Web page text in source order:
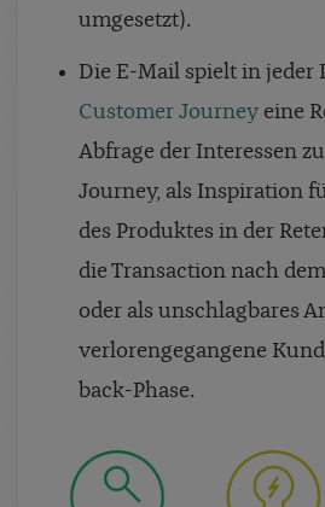
umgesetzt).
Die E-Mail spielt in jeder
Customer Journey eine
Abfrage der Interessen
Journey, als Inspiration
des Produktes in der
die Transaction nach
oder als unschlagbares
verlorengegangene
back-Phase.